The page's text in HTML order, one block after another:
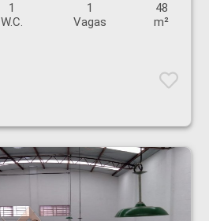
1
W.C.
1
Vagas
48
m²